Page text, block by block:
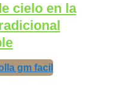
cielo en la